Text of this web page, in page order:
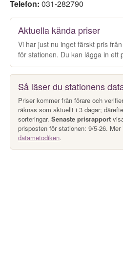
Telefon: 031-282790
Aktuella kända priser
Vi har just nu inget färskt pris
för stationen. Du kan lägga in ett
Så läser du stationens
Priser kommer från förare och
räknas som aktuellt i 3 dagar;
sorteringar. Senaste prisrapport
prisposten för stationen: 9/5-26.
datametodiken.